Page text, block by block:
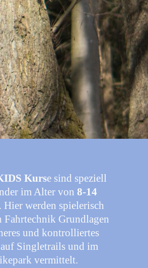
Kurse sind speziell
im Alter von 8-14
Hier werden spielerisch
Fahrtechnik Grundlagen
und kontrolliertes
Singletrails und im
vermittelt.